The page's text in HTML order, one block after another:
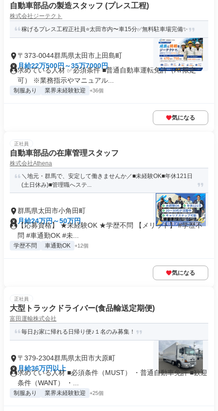
自動車部品の製造スタッフ (プレス工程)
株式会社ジーテクト
稼げるプレス工程正社員⭐太田市内〜車15分✅無料駐車場完備✨
〒373-0044群馬県太田市上田島町
月給22万500円～35万7000円
求めている人材 ✅必須条件 ■普通自動車運転免許（AT限定
可） ※業務指示やマニュアル...
制服あり 業界未経験歓迎 +36個
気になる
正社員
自動車部品の在庫管理スタッフ
株式会社Athena
＼地元・群馬で、安定して働きませんか／■未経験OK■年休121日
(土日休み)■管理職へステ...
群馬県太田市小角田町
月給24万円～50万円
【応募資格】 ★未経験OK ★学歴不問 【メリット】 #学歴不
問 #車通勤OK #未...
学歴不問 車通勤OK +12個
気になる
正社員
大型トラックドライバー(食品輸送定期便)
富田運輸株式会社
毎日お家に帰れる日帰り便♪１名のみ募集！
〒379-2304群馬県太田市大原町
月給36万円以上
求めている人材 ■必須条件（MUST） ・普通自動車免許 ■歓迎
条件（WANT） ・...
制服あり 業界未経験歓迎 +25個